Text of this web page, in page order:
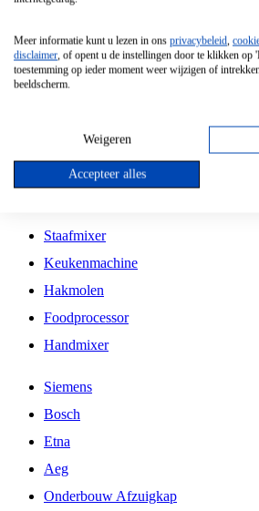
Vrijstaande Magnetron
Vrijstaande Kookplaat
Inbouw Gaskookplaat
Inbouw Keramische Kookplaat
Kookplaat Accessoires
Staafmixer
Keukenmachine
Hakmolen
Foodprocessor
Handmixer
Siemens
Bosch
Etna
Aeg
Onderbouw Afzuigkap
Meer informatie kunt u lezen in ons privacybeleid,
disclaimer, of opent u de instellingen door te klikken op
toestemming op ieder moment weer wijzigen of
beeldscherm.
Weigeren
Accepteer alles